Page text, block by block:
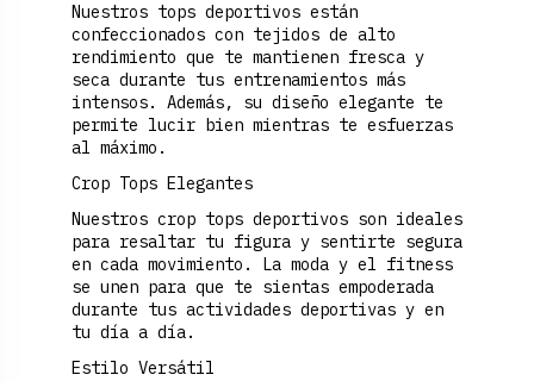
Nuestros tops deportivos están
confeccionados con tejidos de alto
rendimiento que te mantienen fresca y
seca durante tus entrenamientos más
intensos. Además, su diseño elegante te
permite lucir bien mientras te esfuerzas
al máximo.
Crop Tops Elegantes
Nuestros crop tops deportivos son ideales
para resaltar tu figura y sentirte segura
en cada movimiento. La moda y el fitness
se unen para que te sientas empoderada
durante tus actividades deportivas y en
tu día a día.
Estilo Versátil